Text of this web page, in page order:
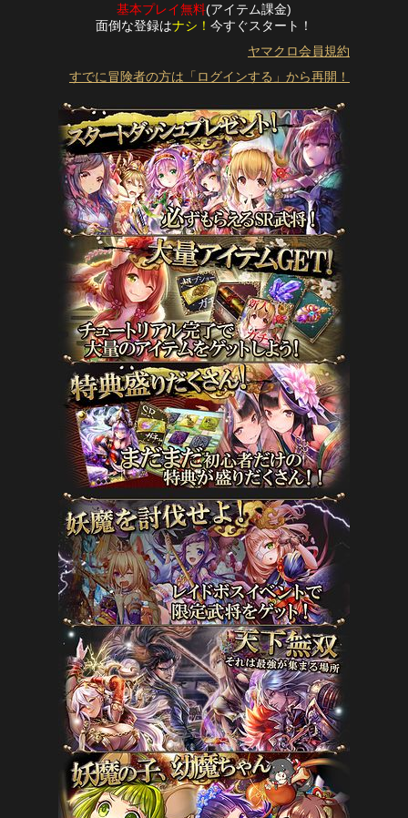
基本プレイ無料(アイテム課金)
面倒な登録はナシ！ 今すぐスタート！
ヤマクロ会員規約
すでに冒険者の方は「ログインする」から再開！